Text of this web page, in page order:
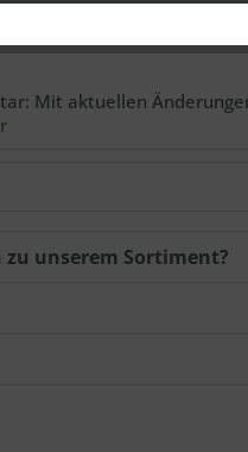
Mit aktuellen
zu unserem Sortiment?